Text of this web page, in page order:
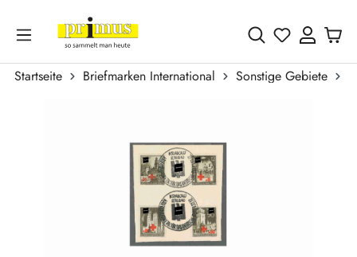
Zum Hauptinhalt springen
Du hast 0
Startseite Briefmarken International Sonstige Gebiete